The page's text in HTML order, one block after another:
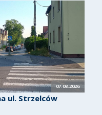
07.08.2026
ul. Strzelców